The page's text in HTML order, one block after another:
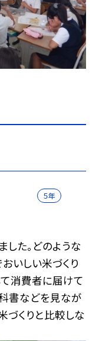
５年
た。どのような
いしい米づくり
て消費者に届けて
書などを見なが
づくりと比較しな